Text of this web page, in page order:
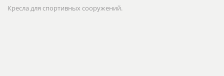
Кресла для спортивных сооружений.